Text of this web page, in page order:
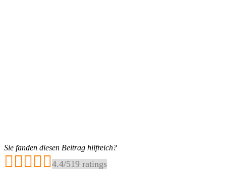
Sie fanden diesen Beitrag hilfreich?
4.4/519 ratings